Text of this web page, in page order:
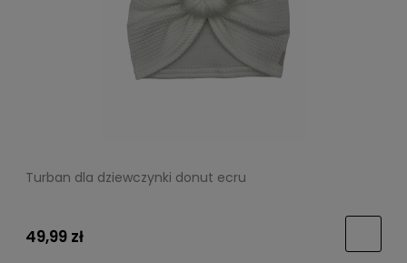
Turban dla dziewczynki donut ecru
49,99 zł